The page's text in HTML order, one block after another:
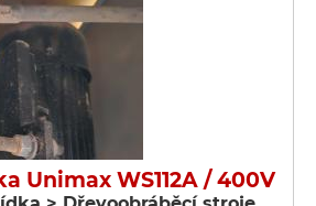
Unimax WS112A / 400V